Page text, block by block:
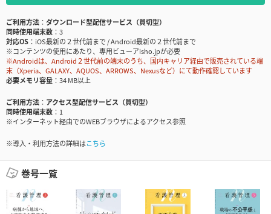
ご利用方法
ダウンロード型配信サービス（買切型）
同時使用端末数
3
対応OS
iOS最新の２世代前まで / Android最新の２世代前まで
※コンテンツの使用にあたり、専用ビューアisho.jpが必要
※Androidは、Android２世代前の端末のうち、国内キャリア経由で販売されている端
末（Xperia、GALAXY、AQUOS、ARROWS、Nexusなど）にて動作確認しています
必要メモリ容量
34 MB以上
ご利用方法
アクセス型配信サービス（買切型）
同時使用端末数
1
※インターネット経由でのWEBブラウザによるアクセス参照
※導入・利用方法の詳細はこちら
巻号一覧